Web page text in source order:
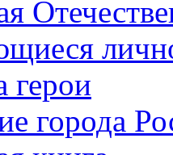
герои
города